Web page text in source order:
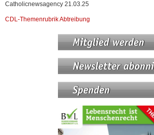
Catholicnewsagency 21.03.25
CDL-Themenrubrik Abtreibung